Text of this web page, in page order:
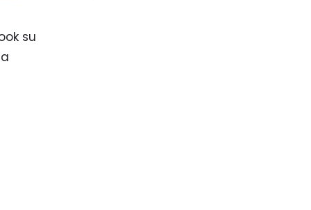
su